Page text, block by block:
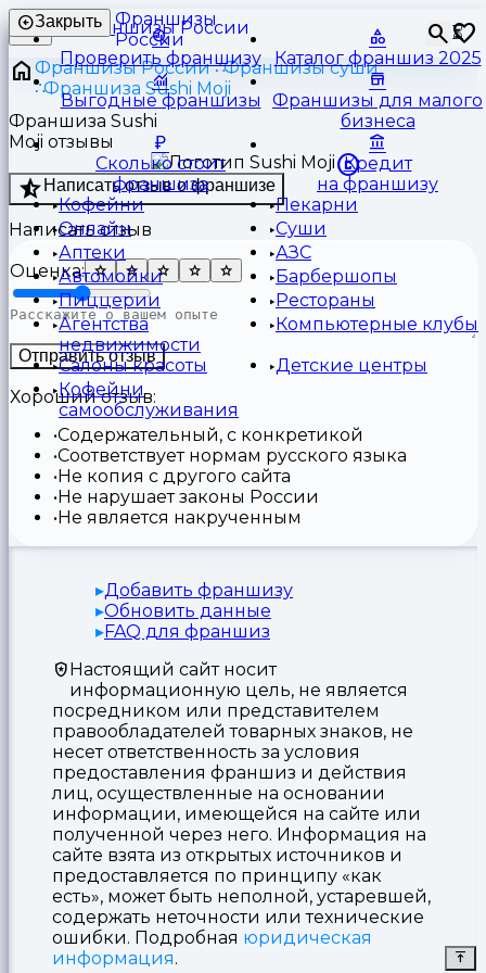
Франшизы
России
⏳
Закрыть
Проверить франшизу Каталог франшиз 2025
Выгодные франшизы
Франшизы для малого
бизнеса
Сколько стоит
франшиза
Кредит
на франшизу
Кофейни
Пекарни
Онлайн
Суши
Аптеки
АЗС
Автомойки
Барбершопы
Пиццерии
Рестораны
Агентства
недвижимости
Компьютерные клубы
Салоны красоты
Детские центры
Кофейни
самообслуживания
Франшизы России
Франшизы суши
Франшиза Sushi Moji
Франшиза Sushi
Moji отзывы
Написать отзыв о франшизе
Написать отзыв
Оценка:
Отправить отзыв
Хороший отзыв:
Содержательный, с конкретикой
Соответствует нормам русского языка
Не копия с другого сайта
Не нарушает законы России
Не является накрученным
Добавить франшизу
Обновить данные
FAQ для франшиз
Настоящий сайт носит
информационную цель, не является
посредником или представителем
правообладателей товарных знаков, не
несет ответственность за условия
предоставления франшиз и действия
лиц, осуществленные на основании
информации, имеющейся на сайте или
полученной через него. Информация на
сайте взята из открытых источников и
предоставляется по принципу «как
есть», может быть неполной, устаревшей,
содержать неточности или технические
ошибки. Подробная юридическая
информация.